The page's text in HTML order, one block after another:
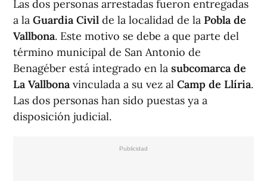
Las dos personas arrestadas fueron entregadas
a la Guardia Civil de la localidad de la Pobla de
Vallbona. Este motivo se debe a que parte del
término municipal de San Antonio de
Benagéber está integrado en la subcomarca de
La Vallbona vinculada a su vez al Camp de Llíria.
Las dos personas han sido puestas ya a
disposición judicial.